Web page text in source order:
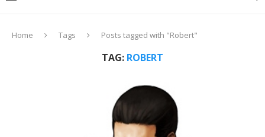
Home Tags Posts tagged with "Robert"
TAG: ROBERT